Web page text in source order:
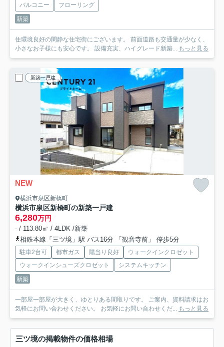
バルコニー
フローリング
新築
住環境良好の閑静な住宅街にございます。 前面道路も交通量が少なく、
小さなお子様にも安心です。 設備充実、ハイグレード新築... もっと見る
新築一戸建
NEW
横浜市泉区新橋町
横浜市泉区新橋町の新築一戸建
6,280万円
- / 113.80㎡ / 4LDK /新築
相鉄本線「三ツ境」駅 バス16分 「観音寺前」 停歩5分
駐車2台可 都市ガス 陽当り良好
ウォークインクロゼット
ウォークインシューズクロゼット
システムキッチン
新築
一部屋一部屋が大きく、ゆとりある間取りです。 ご案内、資料請求はお
気軽にお問い合わせください。 お気軽にお問い合わせくだ... もっと見る
三ツ境の掲載物件の価格相場